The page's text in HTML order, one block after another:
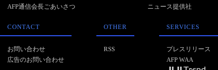
AFP通信会長ごあいさつ
ニュース提供社
CONTACT
お問い合わせ
広告のお問い合わせ
OTHER
RSS
SERVICES
プレスリリース
AFP WAA